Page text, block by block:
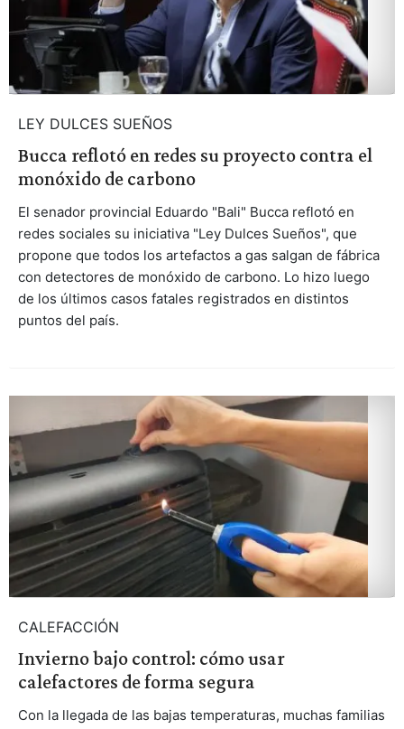
LEY DULCES SUEÑOS
Bucca reflotó en redes su proyecto contra el
monóxido de carbono
El senador provincial Eduardo "Bali" Bucca reflotó en
redes sociales su iniciativa "Ley Dulces Sueños", que
propone que todos los artefactos a gas salgan de fábrica
con detectores de monóxido de carbono. Lo hizo luego
de los últimos casos fatales registrados en distintos
puntos del país.
CALEFACCIÓN
Invierno bajo control: cómo usar
calefactores de forma segura
Con la llegada de las bajas temperaturas, muchas familias